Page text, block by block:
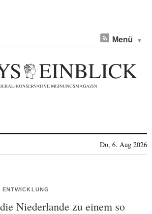
Menü
Do, 6. Aug 2026
Niederlande zu einem so